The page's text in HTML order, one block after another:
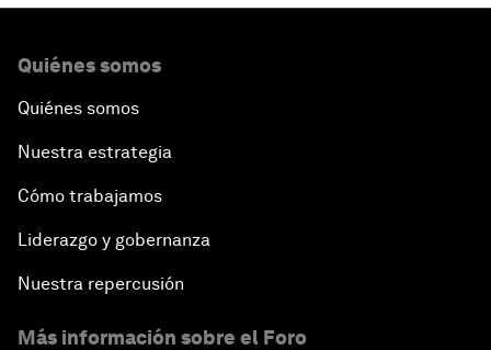
Quiénes somos
Quiénes somos
Nuestra estrategia
Cómo trabajamos
Liderazgo y gobernanza
Nuestra repercusión
Más información sobre el Foro